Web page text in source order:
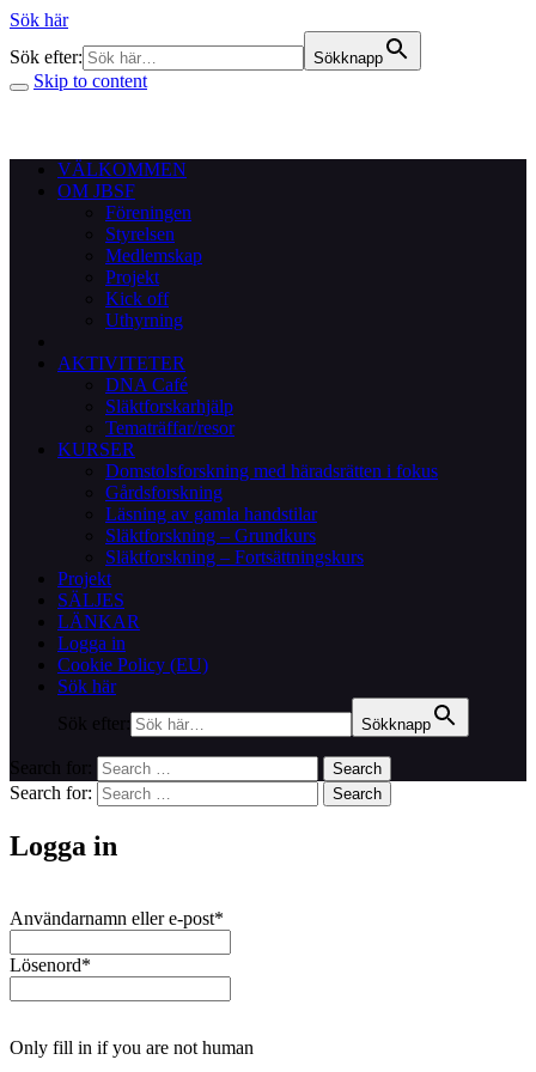
Sök här
Sök efter:
Sökknapp
Skip to content
VÄLKOMMEN
OM JBSF
Föreningen
Styrelsen
Medlemskap
Projekt
Kick off
Uthyrning
AKTIVITETER
DNA Café
Släktforskarhjälp
Tematräffar/resor
KURSER
Domstolsforskning med häradsrätten i fokus
Gårdsforskning
Läsning av gamla handstilar
Släktforskning – Grundkurs
Släktforskning – Fortsättningskurs
Projekt
SÄLJES
LÄNKAR
Logga in
Cookie Policy (EU)
Sök här
Sök efter:
Sökknapp
Search for: Search
Search for: Search
Logga in
Användarnamn eller e-post*
Lösenord*
Only fill in if you are not human